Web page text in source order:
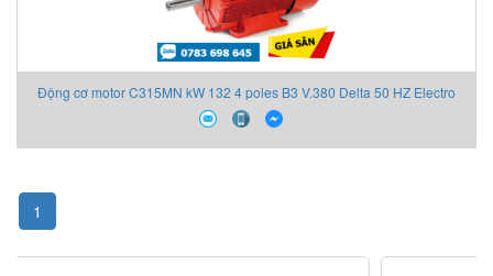
Động cơ motor C315MN kW 132 4 poles B3 V.380 Delta 50 HZ Electro
Adda
1